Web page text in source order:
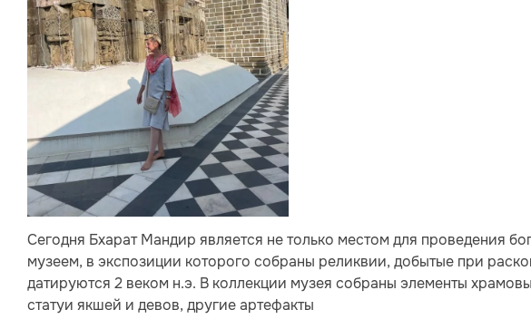
Сегодня Бхарат Мандир является не только местом для проведения
музеем, в экспозиции которого собраны реликвии, добытые при
датируются 2 веком н.э. В коллекции музея собраны элементы
статуи якшей и девов, другие артефакты